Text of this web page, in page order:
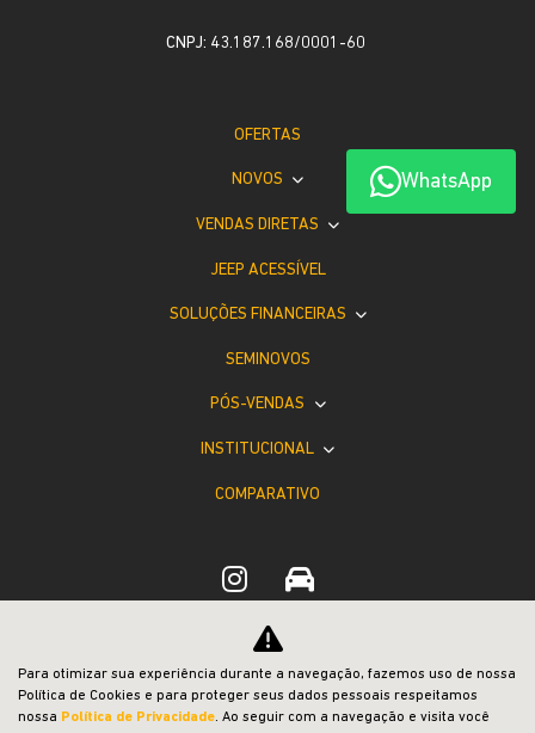
WhatsApp
CNPJ: 43.187.168/0001-60
OFERTAS
NOVOS
VENDAS DIRETAS
JEEP ACESSÍVEL
SOLUÇÕES FINANCEIRAS
SEMINOVOS
PÓS-VENDAS
INSTITUCIONAL
COMPARATIVO
Desacelere. Seu bem maior é a vida.
Para otimizar sua experiência durante a navegação, fazemos uso de nossa
Política de Cookies e para proteger seus dados pessoais respeitamos
nossa Política de Privacidade. Ao seguir com a navegação e visita você